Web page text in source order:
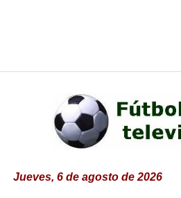
Jueves, 6 de agosto de 2026